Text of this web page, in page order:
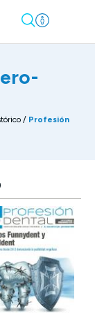
/ Profesión